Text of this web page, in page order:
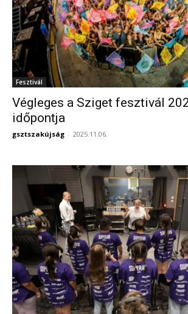
Fesztivál
Végleges a Sziget fesztivál
időpontja
gsztszakújság - 2025.11.06.